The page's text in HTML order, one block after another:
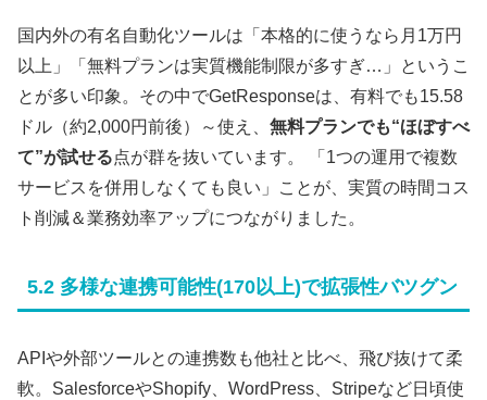
国内外の有名自動化ツールは「本格的に使うなら月1万円
以上」「無料プランは実質機能制限が多すぎ…」というこ
とが多い印象。その中でGetResponseは、有料でも15.58
ドル（約2,000円前後）～使え、 無料プランでも“ほぼすべ
て”が試せる点が群を抜いています。 「1つの運用で複数
サービスを併用しなくても良い」ことが、実質の時間コス
ト削減＆業務効率アップにつながりました。
5.2 多様な連携可能性(170以上)で拡張性バツグン
APIや外部ツールとの連携数も他社と比べ、飛び抜けて柔
軟。SalesforceやShopify、WordPress、Stripeなど日頃使